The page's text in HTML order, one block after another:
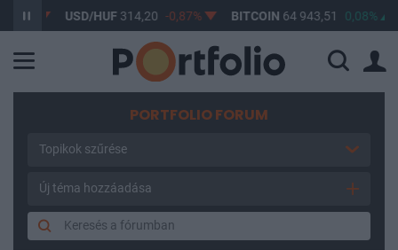
USD/HUF314,20 -0,87% BITCOIN64 943,51 0,08%
PORTFOLIO FORUM
Topikok szűrése
Új téma hozzáadása